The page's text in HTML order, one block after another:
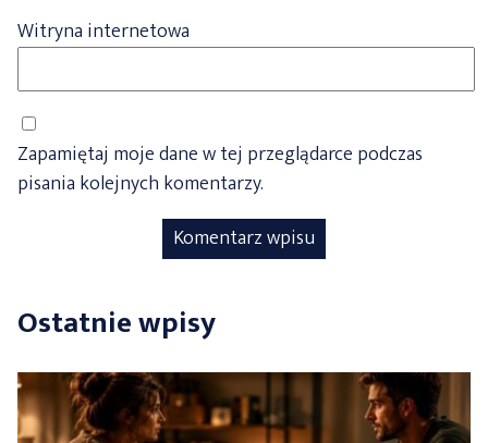
Witryna internetowa
Zapamiętaj moje dane w tej przeglądarce podczas
pisania kolejnych komentarzy.
Ostatnie wpisy